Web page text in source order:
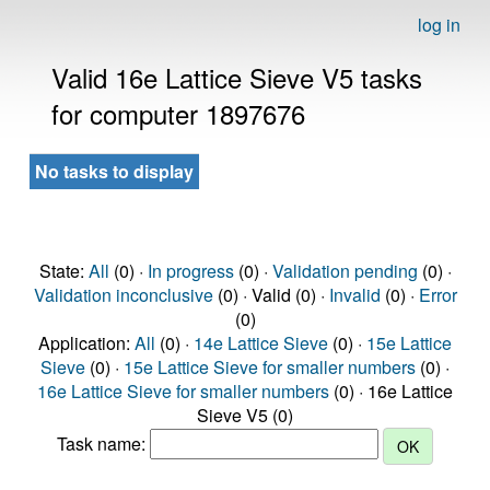
log in
Valid 16e Lattice Sieve V5 tasks
for computer 1897676
No tasks to display
State: All (0) · In progress(0) · Validation pending (0) ·
Validation inconclusive(0) · Valid (0) · Invalid (0) · Error
(0)
Application: All (0) · 14e Lattice Sieve (0) · 15e Lattice
Sieve (0) · 15e Lattice Sieve for smaller numbers (0) ·
16e Lattice Sieve for smaller numbers (0) · 16e Lattice
Sieve V5 (0)
Task name: